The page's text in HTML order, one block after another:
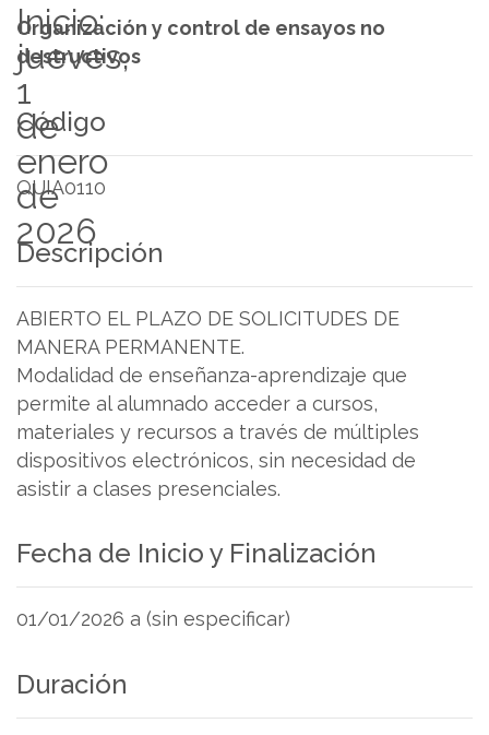
Inicio:
jueves,
1
de
enero
de
2026
Organización y control de ensayos no
destructivos
Código
QUIA0110
Descripción
ABIERTO EL PLAZO DE SOLICITUDES DE
MANERA PERMANENTE.
Modalidad de enseñanza-aprendizaje que
permite al alumnado acceder a cursos,
materiales y recursos a través de múltiples
dispositivos electrónicos, sin necesidad de
asistir a clases presenciales.
Fecha de Inicio y Finalización
01/01/2026 a (sin especificar)
Duración